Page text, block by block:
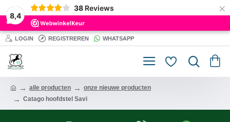
8,4
38 Reviews ×
LOGIN REGISTREREN WHATSAPP
alle producten
onze nieuwe producten
Catago hoofdstel Savi